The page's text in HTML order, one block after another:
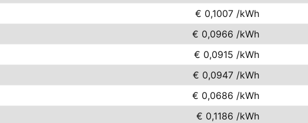
€ 0,1007 /kWh
€ 0,0966 /kWh
€ 0,0915 /kWh
€ 0,0947 /kWh
€ 0,0686 /kWh
€ 0,1186 /kWh